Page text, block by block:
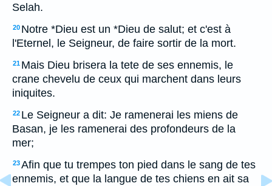
Selah.
20 Notre *Dieu est un *Dieu de salut; et c'est à
l'Eternel, le Seigneur, de faire sortir de la mort.
21 Mais Dieu brisera la tete de ses ennemis, le
crane chevelu de ceux qui marchent dans leurs
iniquites.
22 Le Seigneur a dit: Je ramenerai les miens de
Basan, je les ramenerai des profondeurs de la
mer;
23Afin que tu trempes ton pied dans le sang de tes
ennemis, et que la langue de tes chiens en ait sa